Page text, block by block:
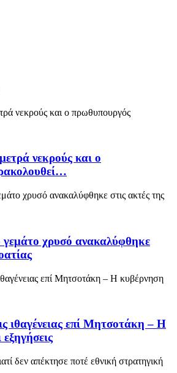
νεκρούς και ο
γεμάτο χρυσό ανακαλύφθηκε
ιθαγένειας επί Μητσοτάκη – Η